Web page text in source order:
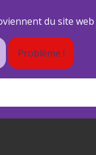
du site
Problème !